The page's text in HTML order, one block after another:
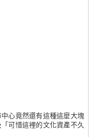
心竟然還有這種這麼大塊
可惜這裡的文化資產不久